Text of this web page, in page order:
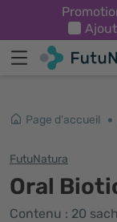
Page d'accueil
FutuNatura
Oral
Contenu : 20